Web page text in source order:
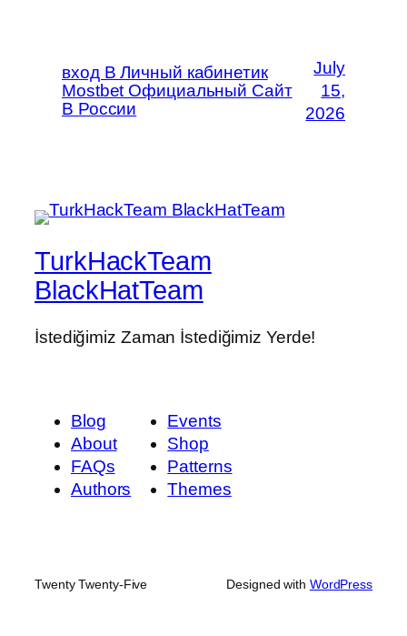
вход В Личный кабинетик
Mostbet Официальный Сайт
В России
July
15,
2026
TurkHackTeam
BlackHatTeam
İstediğimiz Zaman İstediğimiz Yerde!
Blog
About
FAQs
Authors
Events
Shop
Patterns
Themes
Twenty Twenty-Five Designed with WordPress